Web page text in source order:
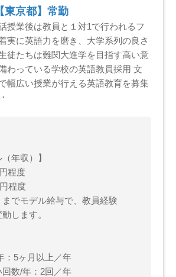
東京都】常勤
授業後は教員と１対1で行われるフ
実に英語力を磨き、大学系列の良さ
徒たちは難関大進学を目指す高い意
わっている学校の英語教員採用 文
幅広い授業が行える英語教育を募集
年収）】
程度
程度
でモデル給与で、教員経験
します。
：5ヶ月以上／年
数/年：2回／年